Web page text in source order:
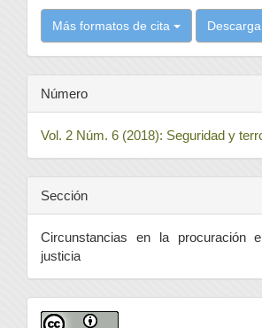
Más formatos de cita
Número
Vol. 2 Núm. 6 (2018): Seguridad y
Sección
Circunstancias en la procuración
justicia